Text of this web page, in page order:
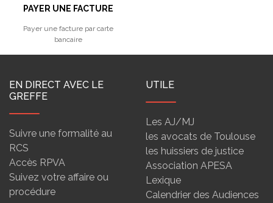
PAYER UNE FACTURE
Payer une facture par carte
bancaire
EN DIRECT AVEC LE
GREFFE
Suivre une formalité au
RCS
Accès RPVA
Suivez votre affaire ou
procédure
UTILE
Les AJ/MJ
les avocats de Toulouse
les huissiers de justice
Association APESA
Lexique
Calendrier des Audiences